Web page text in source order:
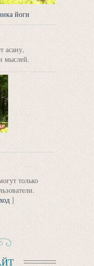
йоги
асану,
мыслей.
только
]